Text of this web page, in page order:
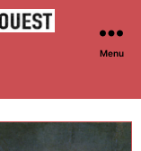
Menu